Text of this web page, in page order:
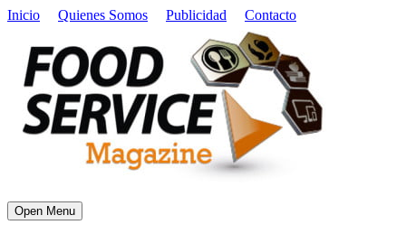
Inicio Quienes Somos Publicidad Contacto
Open Menu